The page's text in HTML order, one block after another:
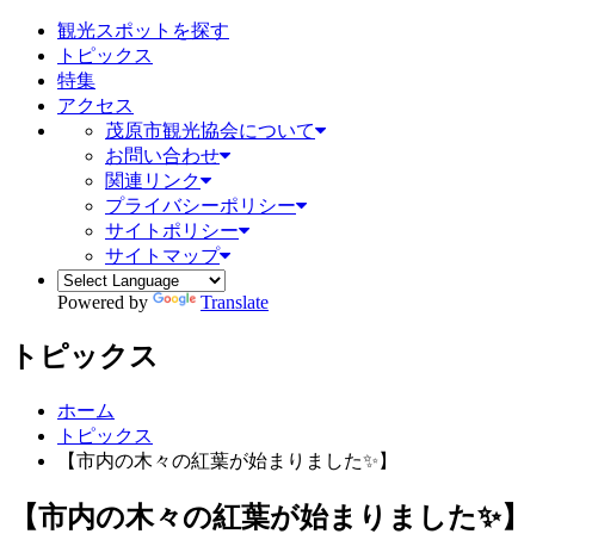
観光スポットを探す
トピックス
特集
アクセス
茂原市観光協会について
お問い合わせ
関連リンク
プライバシーポリシー
サイトポリシー
サイトマップ
Powered by Translate
トピックス
ホーム
トピックス
【市内の木々の紅葉が始まりました✨】
【市内の木々の紅葉が始まりました✨】